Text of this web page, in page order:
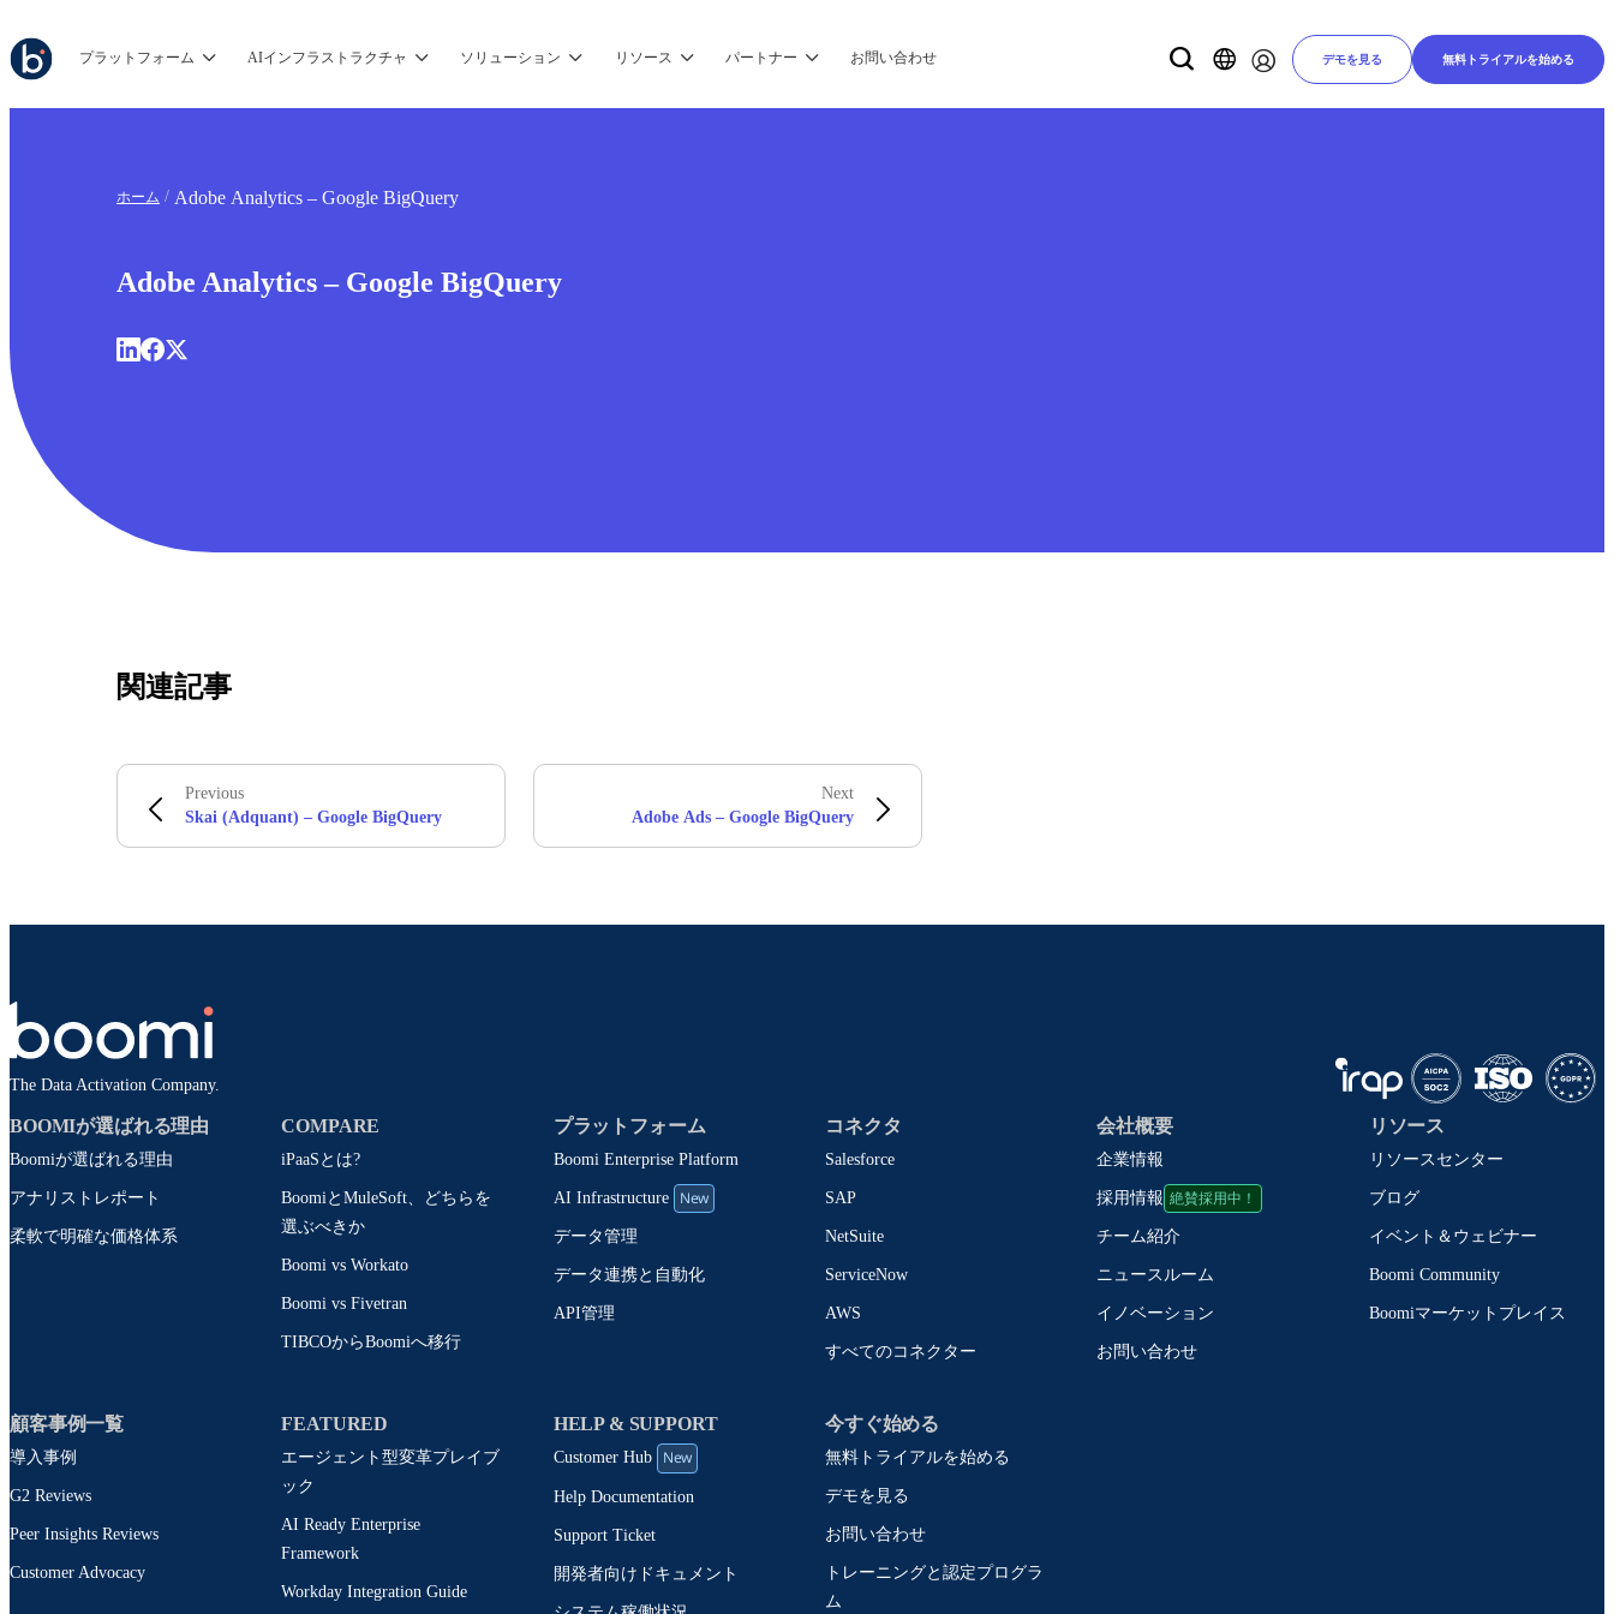
プラットフォーム AIインフラストラクチャ ソリューション リソース パートナー お問い合わせ デモを見る 無料トライアルを始める
ホーム Adobe Analytics – Google BigQuery
Adobe Analytics – Google BigQuery
関連記事
Previous
Skai (Adquant) – Google BigQuery
Next
Adobe Ads – Google BigQuery
The Data Activation Company.
BOOMIが選ばれる理由
Boomiが選ばれる理由
アナリストレポート
柔軟で明確な価格体系
COMPARE
iPaaSとは?
BoomiとMuleSoft、どちらを
選ぶべきか
Boomi vs Workato
Boomi vs Fivetran
TIBCOからBoomiへ移行
プラットフォーム
Boomi Enterprise Platform
AI Infrastructure New
データ管理
データ連携と自動化
API管理
コネクタ
Salesforce
SAP
NetSuite
ServiceNow
AWS
すべてのコネクター
会社概要
企業情報
採用情報 絶賛採用中！
チーム紹介
ニュースルーム
イノベーション
お問い合わせ
リソース
リソースセンター
ブログ
イベント＆ウェビナー
Boomi Community
Boomiマーケットプレイス
顧客事例一覧
導入事例
G2 Reviews
Peer Insights Reviews
Customer Advocacy
FEATURED
エージェント型変革プレイブ
ック
AI Ready Enterprise
Framework
Workday Integration Guide
HELP & SUPPORT
Customer Hub New
Help Documentation
Support Ticket
開発者向けドキュメント
今すぐ始める
無料トライアルを始める
デモを見る
お問い合わせ
トレーニングと認定プログラ
ム